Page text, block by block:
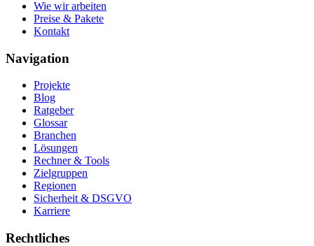
Wie wir arbeiten
Preise & Pakete
Kontakt
Navigation
Projekte
Blog
Ratgeber
Glossar
Branchen
Lösungen
Rechner & Tools
Zielgruppen
Regionen
Sicherheit & DSGVO
Karriere
Rechtliches